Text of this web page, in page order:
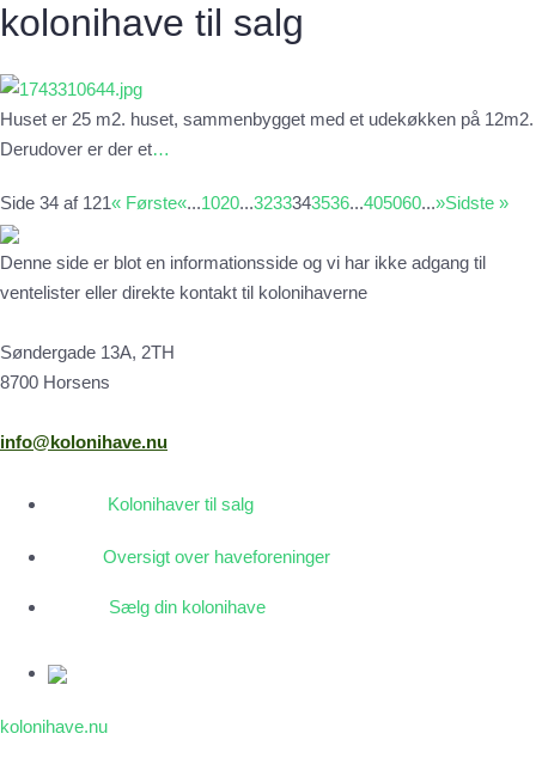
kolonihave til salg
Huset er 25 m2. huset, sammenbygget med et udekøkken på 12m2.
Derudover er der et…
Side 34 af 121« Første«...1020...3233343536...405060...»Sidste »
Denne side er blot en informationsside og vi har ikke adgang til
ventelister eller direkte kontakt til kolonihaverne
Søndergade 13A, 2TH
8700 Horsens
info@kolonihave.nu
Kolonihaver til salg
Oversigt over haveforeninger
Sælg din kolonihave
kolonihave.nu